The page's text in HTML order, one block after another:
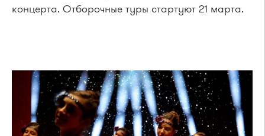
концерта. Отборочные туры стартуют 21 марта.